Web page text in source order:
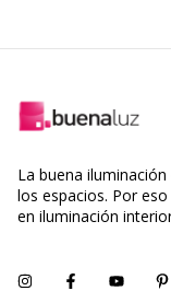
La buena
los espacios. Por
en iluminación